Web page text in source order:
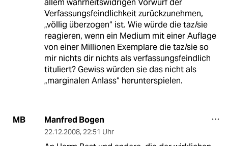
allem wahrheitswidrigen Vorwurf der
Verfassungsfeindlichkeit zurückzunehmen,
„völlig überzogen“ ist. Wie würde die taz/sie
reagieren, wenn ein Medium mit einer Auflage
von einer Millionen Exemplare die taz/sie so
mir nichts dir nichts als verfassungsfeindlich
tituliert? Gewiss würden sie das nicht als
„marginalen Anlass“ herunterspielen.
MB Manfred Bogen
22.12.2008, 22:51 Uhr